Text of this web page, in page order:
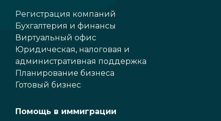
Регистрация компаний
Бухгалтерия и финансы
Виртуальный офис
Юридическая, налоговая и
административная поддержка
Планирование бизнеса
Готовый бизнес
Помощь в иммиграции